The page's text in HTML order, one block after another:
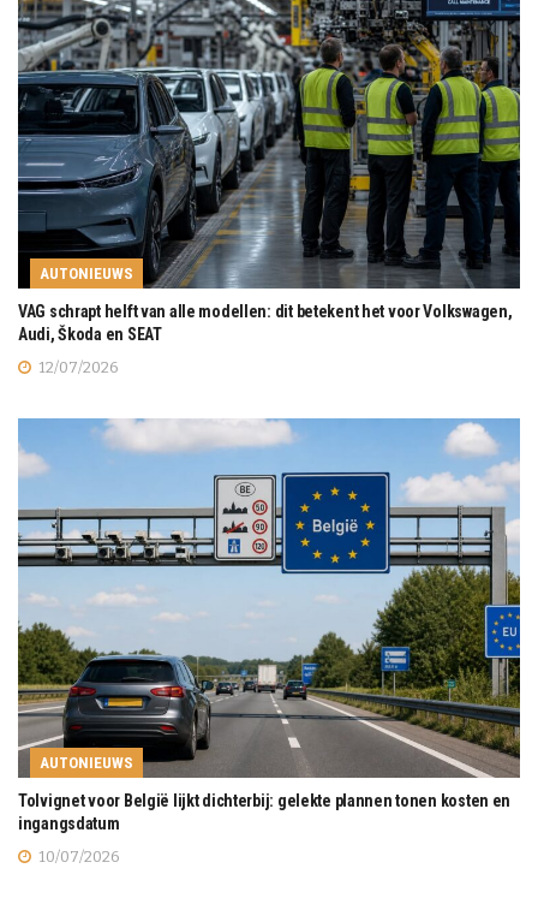
AUTONIEUWS
VAG schrapt helft van alle modellen: dit betekent het voor Volkswagen,
Audi, Škoda en SEAT
12/07/2026
AUTONIEUWS
Tolvignet voor België lijkt dichterbij: gelekte plannen tonen kosten en
ingangsdatum
10/07/2026